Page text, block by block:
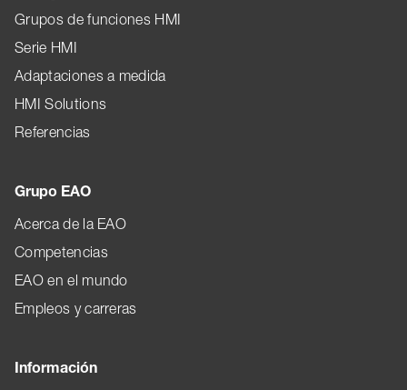
Grupos de funciones HMI
Serie HMI
Adaptaciones a medida
HMI Solutions
Referencias
Grupo EAO
Acerca de la EAO
Competencias
EAO en el mundo
Empleos y carreras
Información